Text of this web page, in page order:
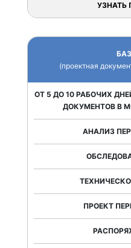
УЗНАТЬ
(проектная
ОТ 5 ДО 10 РАБОЧИХ
ДОКУМЕНТОВ В
АНАЛИЗ
ПРОЕКТ